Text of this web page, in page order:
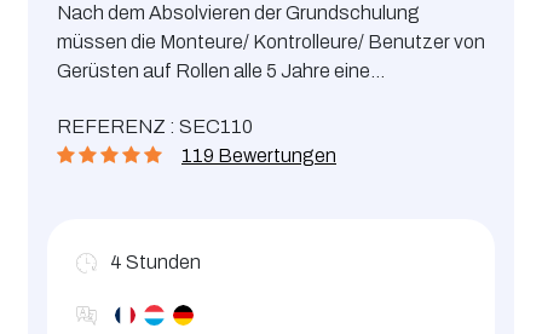
Nach dem Absolvieren der Grundschulung
müssen die Monteure/ Kontrolleure/ Benutzer von
Gerüsten auf Rollen alle 5 Jahre eine
REFERENZ : SEC110
119 Bewertungen
4 Stunden